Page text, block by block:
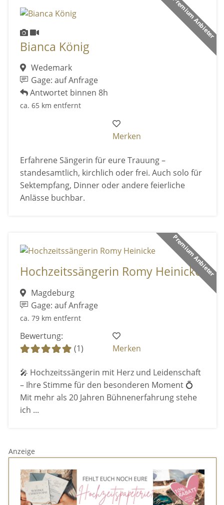
Premium Anbieter
Bianca König
Wedemark
Gage: auf Anfrage
Antwortet binnen 8h
ca. 65 km entfernt
Merken
Erfahrene Sängerin für eure Trauung –
standesamtlich, kirchlich oder frei. Auch solo für
Sektempfang, Dinner oder andere feierliche
Anlässe buchbar.
Premium Anbieter
Hochzeitssängerin Romy Heinicke
Magdeburg
Gage: auf Anfrage
ca. 79 km entfernt
Bewertung:
(1)
Merken
🎤 Hochzeitssängerin mit Herz und Leidenschaft
– Ihre Stimme für den besonderen Moment 💍
Mit mehr als 20 Jahren Bühnenerfahrung stehe
ich ...
Anzeige